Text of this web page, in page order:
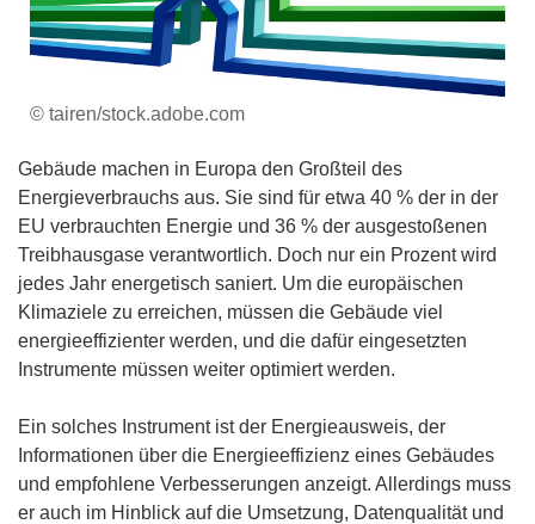
© tairen/stock.adobe.com
Gebäude machen in Europa den Großteil des
Energieverbrauchs aus. Sie sind für etwa 40 % der in der
EU verbrauchten Energie und 36 % der ausgestoßenen
Treibhausgase verantwortlich. Doch nur ein Prozent wird
jedes Jahr energetisch saniert. Um die europäischen
Klimaziele zu erreichen, müssen die Gebäude viel
energieeffizienter werden, und die dafür eingesetzten
Instrumente müssen weiter optimiert werden.
Ein solches Instrument ist der Energieausweis, der
Informationen über die Energieeffizienz eines Gebäudes
und empfohlene Verbesserungen anzeigt. Allerdings muss
er auch im Hinblick auf die Umsetzung, Datenqualität und